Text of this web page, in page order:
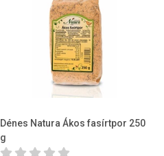
Dénes Natura Ákos fasírtpor 250
g